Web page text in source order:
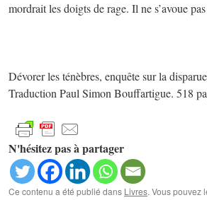
mordrait les doigts de rage. Il ne s’avoue
Dévorer les ténèbres, enquête sur la
Traduction Paul Simon Bouffartigue. 518
N'hésitez pas à partager
Ce contenu a été publié dans Livres. Vous pouvez